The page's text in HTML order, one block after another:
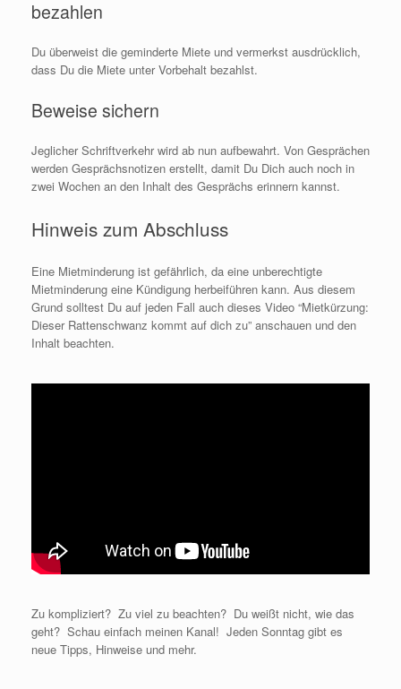
bezahlen
Du überweist die geminderte Miete und vermerkst ausdrücklich,
dass Du die Miete unter Vorbehalt bezahlst.
Beweise sichern
Jeglicher Schriftverkehr wird ab nun aufbewahrt. Von Gesprächen
werden Gesprächsnotizen erstellt, damit Du Dich auch noch in
zwei Wochen an den Inhalt des Gesprächs erinnern kannst.
Hinweis zum Abschluss
Eine Mietminderung ist gefährlich, da eine unberechtigte
Mietminderung eine Kündigung herbeiführen kann. Aus diesem
Grund solltest Du auf jeden Fall auch dieses Video “Mietkürzung:
Dieser Rattenschwanz kommt auf dich zu” anschauen und den
Inhalt beachten.
Zu kompliziert? Zu viel zu beachten? Du weißt nicht, wie das
geht? Schau einfach meinen Kanal! Jeden Sonntag gibt es
neue Tipps, Hinweise und mehr.